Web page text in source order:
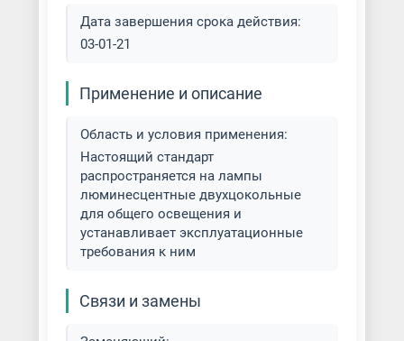
Дата завершения срока действия:
03-01-21
Применение и описание
Область и условия применения:
Настоящий стандарт
распространяется на лампы
люминесцентные двухцокольные
для общего освещения и
устанавливает эксплуатационные
требования к ним
Связи и замены